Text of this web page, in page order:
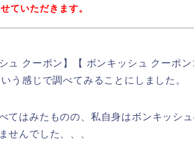
ていただきます。
ュ クーポン】【 ボンキッシュ クーポ
う感じで調べてみることにしました。
てはみたものの、私自身はボンキッシ
せんでした、、、